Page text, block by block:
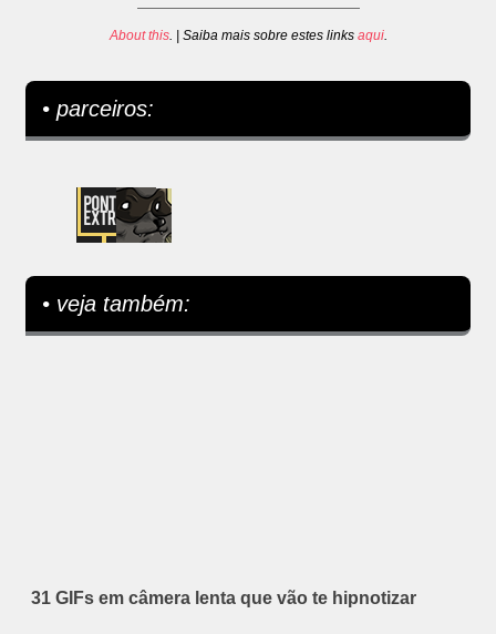
About this. | Saiba mais sobre estes links aqui.
• parceiros:
• veja também:
31 GIFs em câmera lenta que vão te hipnotizar